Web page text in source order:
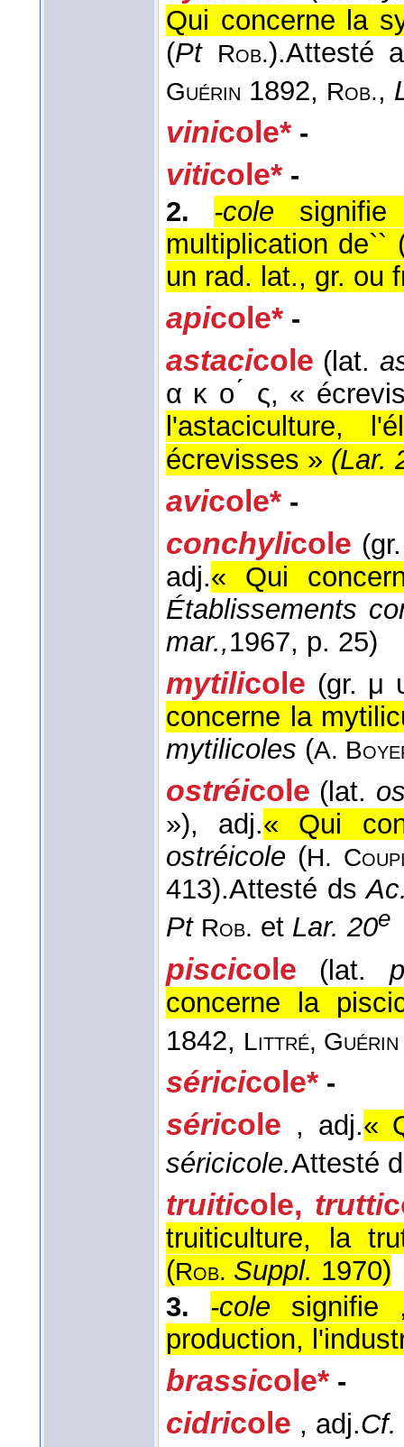
Qui concerne la
(Pt Rob.).Attesté
Guérin 1892, Rob.,
vinicole* -
viticole* -
2.
-cole signifie
multiplication de``
un rad. lat., gr. ou
apicole* -
astacicole (lat.
α κ ο ́ ς, «
l'astaciculture,
écrevisses » (Lar.
avicole* -
conchylicole
adj.« Qui
Établissements
mar.,1967, p. 25)
mytilicole (gr. μ
concerne la
mytilicoles (A.
ostréicole (lat.
»), adj.« Qui
ostréicole (H.
413).Attesté ds
Pt Rob. et Lar. 20e
piscicole (lat.
concerne la
1842, Littré, Guérin
séricicole* -
séricole , adj.«
séricicole.Attesté
truiticole, trutti
truiticulture, la
(Rob. Suppl. 1970)
3.
-cole signifie
production,
brassicole* -
cidricole , adj.Cf.